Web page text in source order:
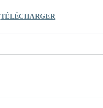
TÉLÉCHARGER